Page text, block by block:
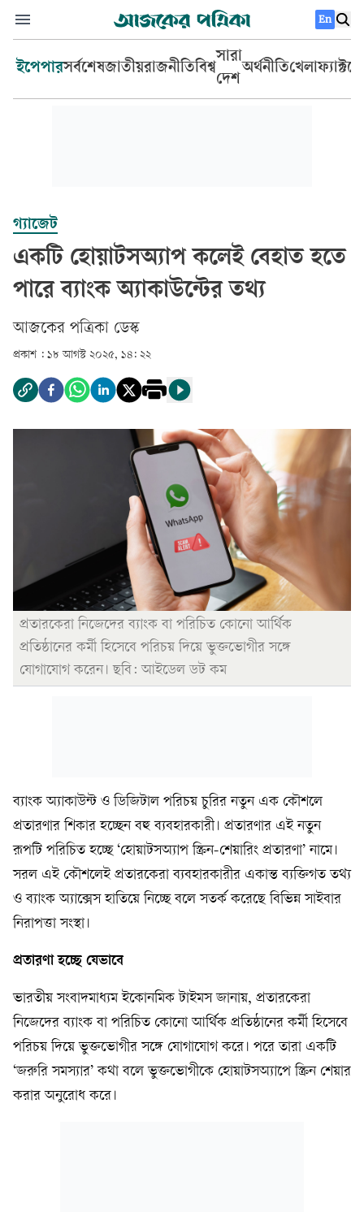
En
ইপেপারসর্বশেষজাতীয়রাজনীতিবিশ্ব
সারা
দেশ
অর্থনীতিখেলা
গ্যাজেট
একটি হোয়াটসঅ্যাপ কলেই বেহাত হতে
পারে ব্যাংক অ্যাকাউন্টের তথ্য
আজকের পত্রিকা ডেস্ক­
প্রকাশ : ১৮ আগস্ট ২০২৫, ১৪: ২২
প্রতারকেরা নিজেদের ব্যাংক বা পরিচিত কোনো আর্থিক
প্রতিষ্ঠানের কর্মী হিসেবে পরিচয় দিয়ে ভুক্তভোগীর সঙ্গে
যোগাযোগ করেন। ছবি: আইডেল ডট কম
ব্যাংক অ্যাকাউন্ট ও ডিজিটাল পরিচয় চুরির নতুন এক কৌশলে
প্রতারণার শিকার হচ্ছেন বহু ব্যবহারকারী। প্রতারণার এই নতুন
রূপটি পরিচিত হচ্ছে ‘হোয়াটসঅ্যাপ স্ক্রিন-শেয়ারিং প্রতারণা’ নামে।
সরল এই কৌশলেই প্রতারকেরা ব্যবহারকারীর একান্ত ব্যক্তিগত তথ্য
ও ব্যাংক অ্যাক্সেস হাতিয়ে নিচ্ছে বলে সতর্ক করেছে বিভিন্ন সাইবার
নিরাপত্তা সংস্থা।
প্রতারণা হচ্ছে যেভাবে
ভারতীয় সংবাদমাধ্যম ইকোনমিক টাইমস জানায়, প্রতারকেরা
নিজেদের ব্যাংক বা পরিচিত কোনো আর্থিক প্রতিষ্ঠানের কর্মী হিসেবে
পরিচয় দিয়ে ভুক্তভোগীর সঙ্গে যোগাযোগ করে। পরে তারা একটি
‘জরুরি সমস্যার’ কথা বলে ভুক্তভোগীকে হোয়াটসঅ্যাপে স্ক্রিন শেয়ার
করার অনুরোধ করে।